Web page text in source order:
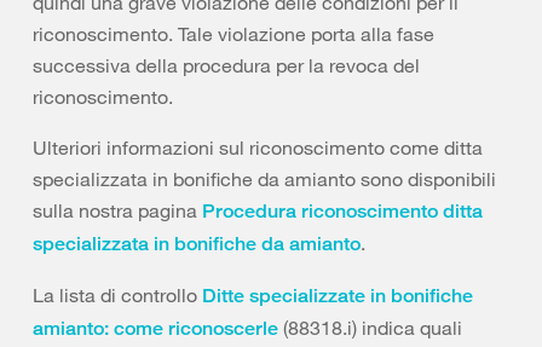
riconoscimento. Tale violazione porta alla fase
successiva della procedura per la revoca del
riconoscimento.
Ulteriori informazioni sul riconoscimento come ditta
specializzata in bonifiche da amianto sono disponibili
sulla nostra pagina Procedura riconoscimento ditta
specializzata in bonifiche da amianto.
La lista di controllo Ditte specializzate in bonifiche
amianto: come riconoscerle (88318.i) indica quali